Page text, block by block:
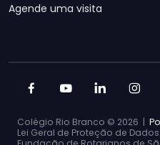
Agende uma visita
Colégio Rio Branco © 2026 |
Lei Geral de Proteção de